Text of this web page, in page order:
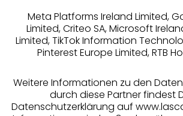
Alle Preise inkl. MwSt., zzgl.
Versandkosten
Meta Platforms Ireland Limited,
Limited, Criteo SA, Microsoft
Limited, TikTok Information
Pinterest Europe Limited, RTB
Weitere Informationen zu den
durch diese Partner findest
Datenschutzerklärung auf